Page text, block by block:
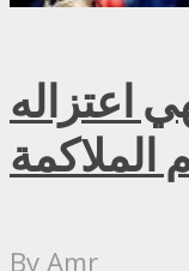
اعتزاله
الملاكمة
ByAmr